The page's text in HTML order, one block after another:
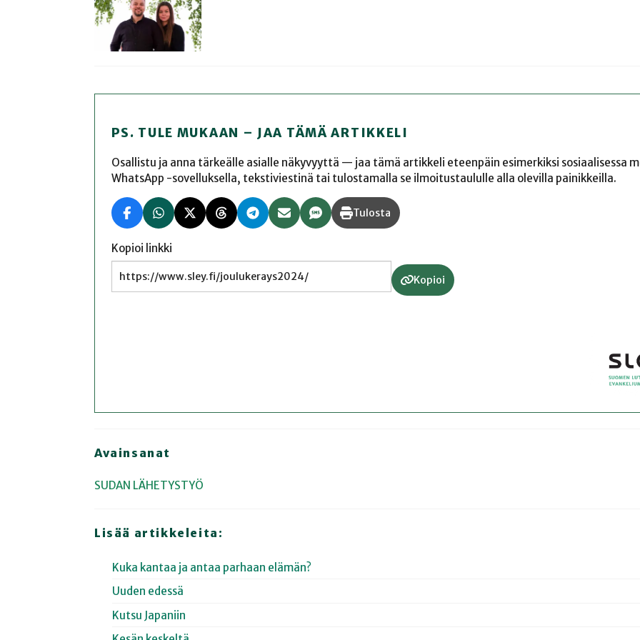
PS. TULE MUKAAN – JAA TÄMÄ ARTIKKELI
Osallistu ja anna tärkeälle asialle näkyvyyttä — jaa tämä artikkeli eteenpäin esimerkiksi sosiaalisessa
WhatsApp -sovelluksella, tekstiviestinä tai tulostamalla se ilmoitustaululle alla olevilla painikkeilla.
Tulosta
Kopioi linkki
Kopioi
Avainsanat
SUDAN LÄHETYSTYÖ
Lisää artikkeleita:
Kuka kantaa ja antaa parhaan elämän?
Uuden edessä
Kutsu Japaniin